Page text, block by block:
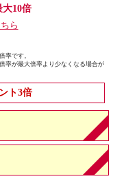
大10倍
ら
率です。
率が最大倍率より少なくなる場合が
ト3倍